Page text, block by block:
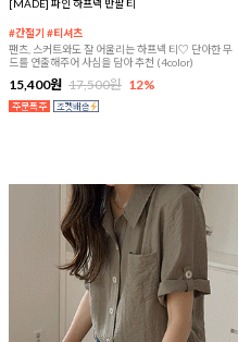
[MADE] 파인 하프넥 반팔 티
#간절기 #티셔츠
팬츠, 스커트와도 잘 어울리는 하프넥 티♡ 단아한 무
드를 연출해주어 사심을 담아 추천 (4color)
15,400원 17,500원 12%